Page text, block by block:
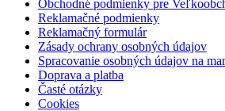
Obchodné podmienky pre
Reklamačné podmienky
Reklamačný formulár
Zásady ochrany osobných údajov
Spracovanie osobných údajov na
Doprava a platba
Časté otázky
Cookies